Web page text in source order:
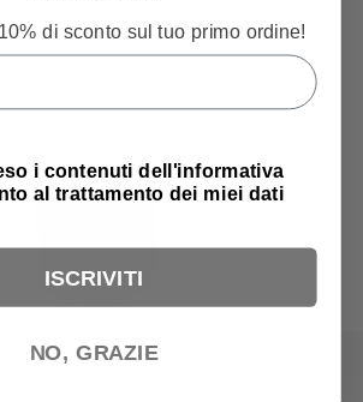
di sconto sul tuo primo ordine!
i contenuti dell'informativa
al trattamento dei miei dati
ISCRIVITI
NO, GRAZIE